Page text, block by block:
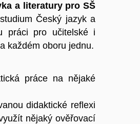
a literatury pro SŠ
Český jazyk a
práci pro učitelské i
každém oboru jednu.
práce na nějaké
didaktické reflexi
nějaký ověřovací